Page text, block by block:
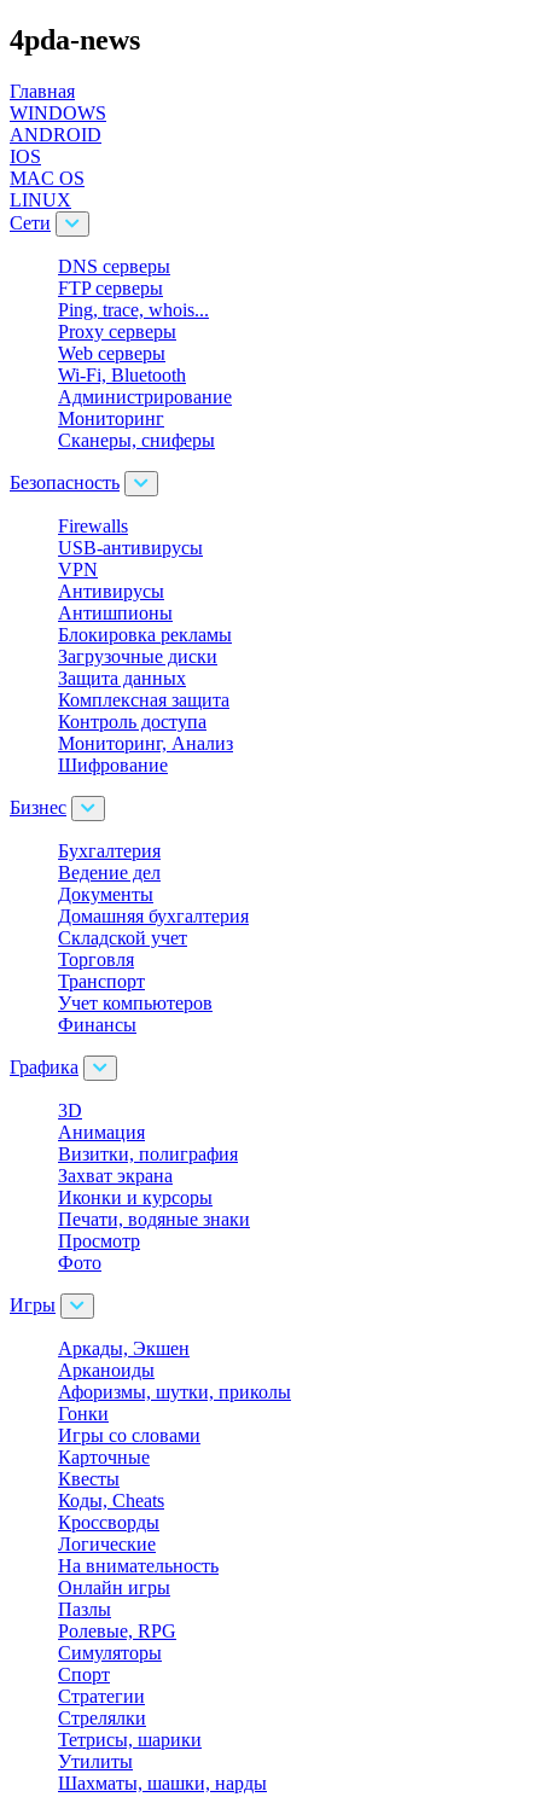
4pda-news
Главная
WINDOWS
ANDROID
IOS
MAC OS
LINUX
Cети
DNS серверы
FTP серверы
Ping, trace, whois...
Proxy серверы
Web серверы
Wi-Fi, Bluetooth
Администрирование
Мониторинг
Сканеры, сниферы
Безопасность
Firewalls
USB-антивирусы
VPN
Антивирусы
Антишпионы
Блокировка рекламы
Загрузочные диски
Защита данных
Комплексная защита
Контроль доступа
Мониторинг, Анализ
Шифрование
Бизнес
Бухгалтерия
Ведение дел
Документы
Домашняя бухгалтерия
Складской учет
Торговля
Транспорт
Учет компьютеров
Финансы
Графика
3D
Анимация
Визитки, полиграфия
Захват экрана
Иконки и курсоры
Печати, водяные знаки
Просмотр
Фото
Игры
Аркады, Экшен
Арканоиды
Афоризмы, шутки, приколы
Гонки
Игры со словами
Карточные
Квесты
Коды, Cheats
Кроссворды
Логические
На внимательность
Онлайн игры
Пазлы
Ролевые, RPG
Симуляторы
Спорт
Стратегии
Стрелялки
Тетрисы, шарики
Утилиты
Шахматы, шашки, нарды